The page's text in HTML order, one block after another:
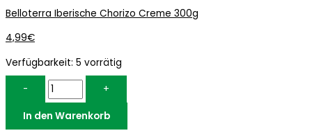
Belloterra Iberische Chorizo Creme 300g
4,99€
Verfügbarkeit: 5 vorrätig
-
+
In den Warenkorb